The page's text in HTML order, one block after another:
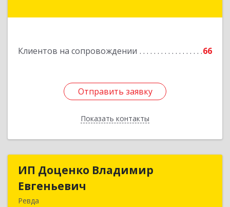
Клиентов на сопровождении 66
Отправить заявку
Показать контакты
Отправить заявку
Назад
ИП Доценко Владимир
Евгеньевич
Ревда
ИП Доценко Владимир